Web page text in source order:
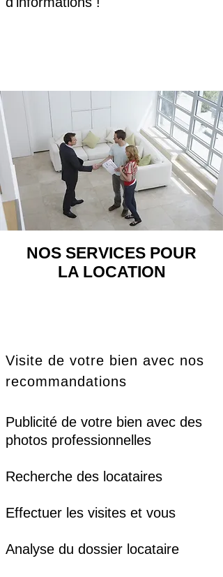
NOS SERVICES POUR
LA LOCATION
Visite de votre bien avec nos
recommandations​
Publicité de votre bien avec des
photos professionnelles
Recherche des locataires
Effectuer les visites et vous
Analyse du dossier locataire